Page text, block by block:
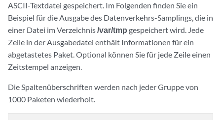
ASCII-Textdatei gespeichert. Im Folgenden finden Sie ein
Beispiel für die Ausgabe des Datenverkehrs-Samplings, die in
einer Datei im Verzeichnis/var/tmp gespeichert wird. Jede
Zeile in der Ausgabedatei enthält Informationen für ein
abgetastetes Paket. Optional können Sie für jede Zeile einen
Zeitstempel anzeigen.
Die Spaltenüberschriften werden nach jeder Gruppe von
1000 Paketen wiederholt.